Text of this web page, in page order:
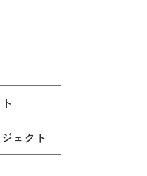
ェクト